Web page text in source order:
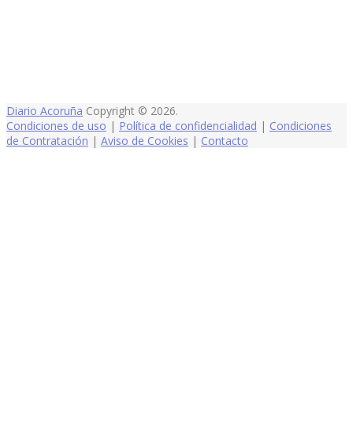
Diario Acoruña Copyright © 2026.
Condiciones de uso | Política de confidencialidad | Condiciones
de Contratación | Aviso de Cookies | Contacto